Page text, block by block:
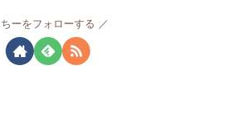
ちーをフォローする